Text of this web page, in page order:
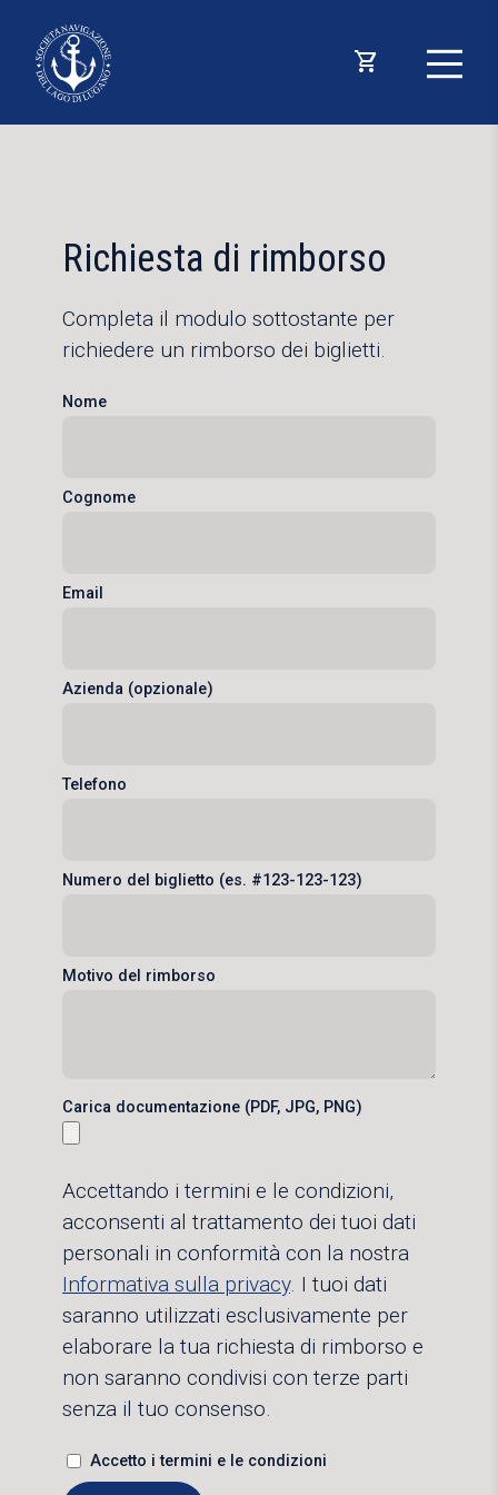
shopping_cart
Richiesta di rimborso
Completa il modulo sottostante per
richiedere un rimborso dei biglietti.
Nome
Cognome
Email
Azienda (opzionale)
Telefono
Numero del biglietto (es. #123-123-123)
Motivo del rimborso
Carica documentazione (PDF, JPG, PNG)
Accettando i termini e le condizioni,
acconsenti al trattamento dei tuoi dati
personali in conformità con la nostra
Informativa sulla privacy. I tuoi dati
saranno utilizzati esclusivamente per
elaborare la tua richiesta di rimborso e
non saranno condivisi con terze parti
senza il tuo consenso.
Accetto i termini e le condizioni